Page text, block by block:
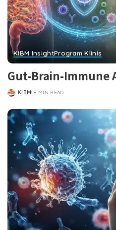
KIBM InsightProgram Klinis
Gut-Brain-Immune
POSTED
KIBM 8 MIN READ